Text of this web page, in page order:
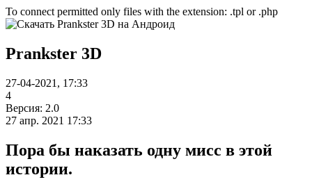
To connect permitted only files with the extension: .tpl or .php
Prankster 3D
27-04-2021, 17:33
4
Версия: 2.0
27 апр. 2021 17:33
Пора бы наказать одну мисс в этой
истории.